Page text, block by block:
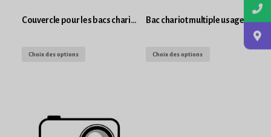
Couvercle pour les bacs chariot
Choix des options
Bac chariot multiple usage décongélation
Choix des options